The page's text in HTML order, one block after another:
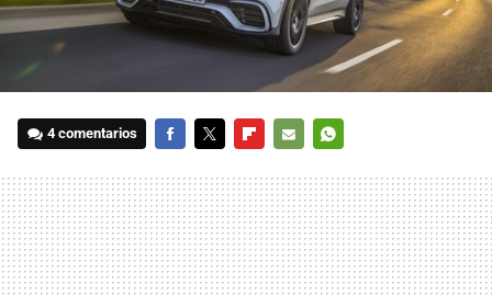
4 comentarios
MAIL